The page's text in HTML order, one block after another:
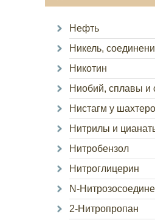
Нефть
Никель,
Никотин
Ниобий, сплавы и
Нистагм у
Нитрилы и
Нитробензол
Нитроглицерин
N-
2-Нитропропан